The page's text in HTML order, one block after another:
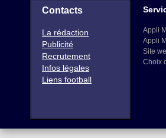
Contacts
La rédaction
Publicité
Recrutement
Infos légales
Liens football
Appli
Appli
Site
Choix